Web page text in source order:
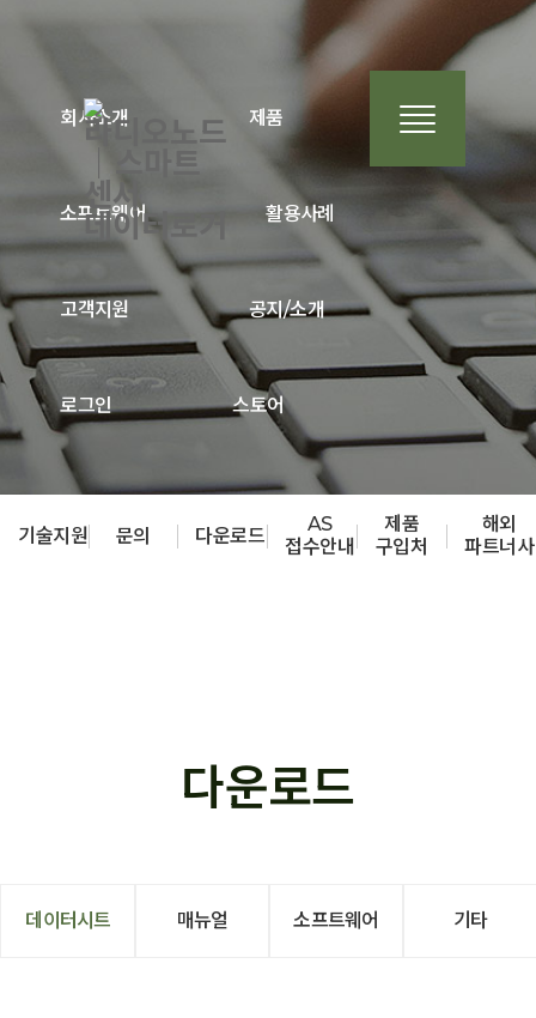
회사소개 제품
소프트웨어 활용사례
고객지원 공지/소개
로그인 스토어
기술지원 문의 다운로드
AS
접수안내
제품
구입처
해외
파트너사
다운로드
데이터시트 매뉴얼 소프트웨어 기타